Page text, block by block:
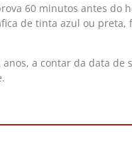
60 minutos antes
de tinta azul ou
a contar da data